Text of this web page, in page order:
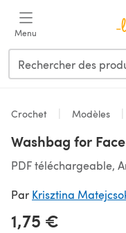
Menu
Crochet Modèles
Washbag for
PDF téléchargeable,
Par Krisztina
1,75 €